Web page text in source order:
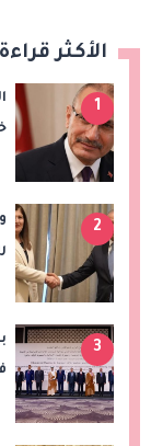
الأكثر قراءة
1
2
3